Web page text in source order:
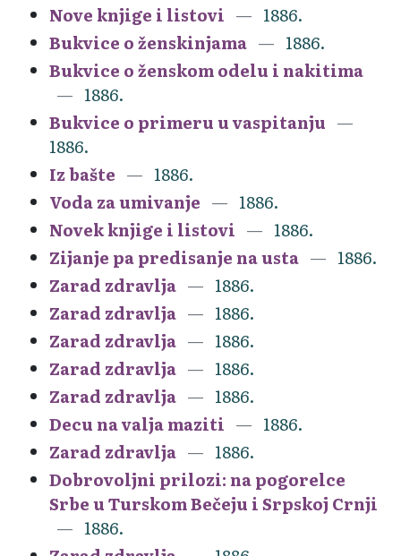
Nove knjige i listovi
1886.
Bukvice o ženskinjama
1886.
Bukvice o ženskom odelu i nakitima
1886.
Bukvice o primeru u vaspitanju
1886.
Iz bašte
1886.
Voda za umivanje
1886.
Novek knjige i listovi
1886.
Zijanje pa predisanje na usta
1886.
Zarad zdravlja
1886.
Zarad zdravlja
1886.
Zarad zdravlja
1886.
Zarad zdravlja
1886.
Zarad zdravlja
1886.
Decu na valja maziti
1886.
Zarad zdravlja
1886.
Dobrovoljni prilozi: na pogorelce
Srbe u Turskom Bečeju i Srpskoj Crnji
1886.